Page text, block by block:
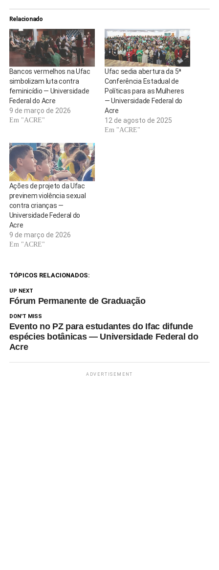
Relacionado
Bancos vermelhos na Ufac
simbolizam luta contra
feminicídio — Universidade
Federal do Acre
9 de março de 2026
Em "ACRE"
Ufac sedia abertura da 5ª
Conferência Estadual de
Políticas para as Mulheres
— Universidade Federal do
Acre
12 de agosto de 2025
Em "ACRE"
Ações de projeto da Ufac
previnem violência sexual
contra crianças —
Universidade Federal do
Acre
9 de março de 2026
Em "ACRE"
TÓPICOS RELACIONADOS:
UP NEXT
Fórum Permanente de Graduação
DON'T MISS
Evento no PZ para estudantes do Ifac difunde
espécies botânicas — Universidade Federal do
Acre
ADVERTISEMENT